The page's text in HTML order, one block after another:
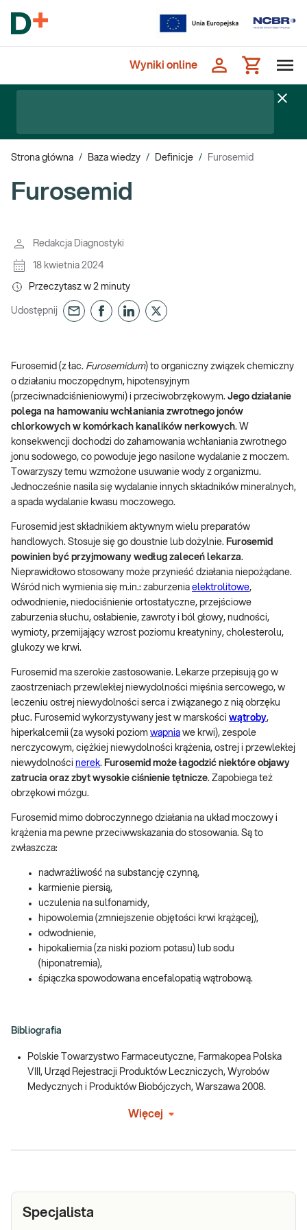
Wyniki online
Strona główna / Baza wiedzy / Definicje / Furosemid
Furosemid
Redakcja Diagnostyki
18 kwietnia 2024
Przeczytasz w 2 minuty
Udostępnij
Furosemid (z łac. Furosemidum) to organiczny związek chemiczny
o działaniu moczopędnym, hipotensyjnym
(przeciwnadciśnieniowymi) i przeciwobrzękowym. Jego działanie
polega na hamowaniu wchłaniania zwrotnego jonów
chlorkowych w komórkach kanalików nerkowych. W
konsekwencji dochodzi do zahamowania wchłaniania zwrotnego
jonu sodowego, co powoduje jego nasilone wydalanie z moczem.
Towarzyszy temu wzmożone usuwanie wody z organizmu.
Jednocześnie nasila się wydalanie innych składników mineralnych,
a spada wydalanie kwasu moczowego.
Furosemid jest składnikiem aktywnym wielu preparatów
handlowych. Stosuje się go doustnie lub dożylnie. Furosemid
powinien być przyjmowany według zaleceń lekarza.
Nieprawidłowo stosowany może przynieść działania niepożądane.
Wśród nich wymienia się m.in.: zaburzenia elektrolitowe,
odwodnienie, niedociśnienie ortostatyczne, przejściowe
zaburzenia słuchu, osłabienie, zawroty i ból głowy, nudności,
wymioty, przemijający wzrost poziomu kreatyniny, cholesterolu,
glukozy we krwi.
Furosemid ma szerokie zastosowanie. Lekarze przepisują go w
zaostrzeniach przewlekłej niewydolności mięśnia sercowego, w
leczeniu ostrej niewydolności serca i związanego z nią obrzęku
płuc. Furosemid wykorzystywany jest w marskości wątroby,
hiperkalcemii (za wysoki poziom wapnia we krwi), zespole
nerczycowym, ciężkiej niewydolności krążenia, ostrej i przewlekłej
niewydolności nerek. Furosemid może łagodzić niektóre objawy
zatrucia oraz zbyt wysokie ciśnienie tętnicze. Zapobiega też
obrzękowi mózgu.
Furosemid mimo dobroczynnego działania na układ moczowy i
krążenia ma pewne przeciwwskazania do stosowania. Są to
zwłaszcza:
nadwrażliwość na substancję czynną,
karmienie piersią,
uczulenia na sulfonamidy,
hipowolemia (zmniejszenie objętości krwi krążącej),
odwodnienie,
hipokaliemia (za niski poziom potasu) lub sodu
(hiponatremia),
śpiączka spowodowana encefalopatią wątrobową.
Bibliografia
Polskie Towarzystwo Farmaceutyczne, Farmakopea Polska
VIII, Urząd Rejestracji Produktów Leczniczych, Wyrobów
Medycznych i Produktów Biobójczych, Warszawa 2008.
Więcej
Specjalista